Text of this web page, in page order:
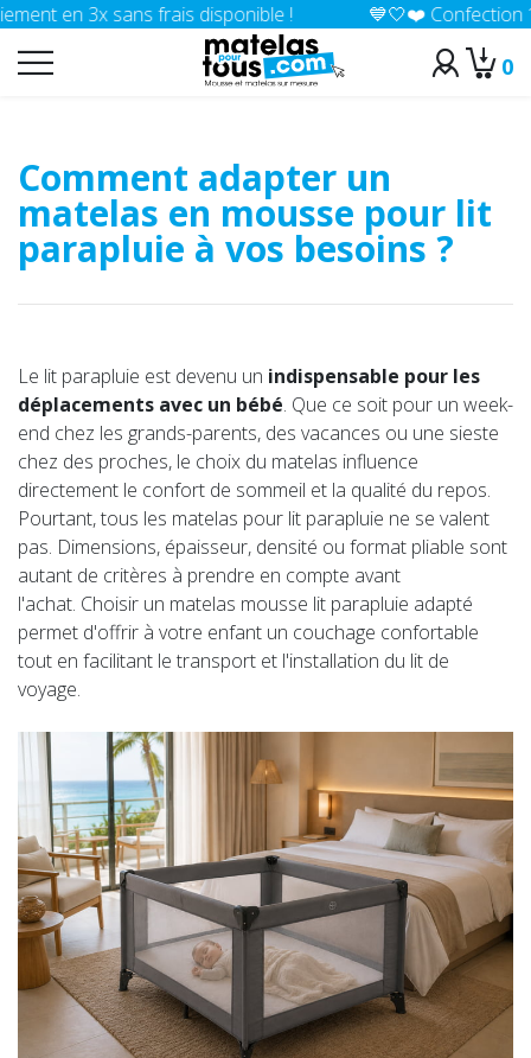
en 3x sans frais disponible ! 💙🤍❤️ Confection
0
Accueil
Comment adapter un
matelas en mousse pour lit
parapluie à vos besoins ?
Le lit parapluie est devenu un indispensable pour les
déplacements avec un bébé. Que ce soit pour un week-
end chez les grands-parents, des vacances ou une sieste
chez des proches, le choix du matelas influence
directement le confort de sommeil et la qualité du repos.
Pourtant, tous les matelas pour lit parapluie ne se valent
pas. Dimensions, épaisseur, densité ou format pliable sont
autant de critères à prendre en compte avant
l'achat. Choisir un matelas mousse lit parapluie adapté
permet d'offrir à votre enfant un couchage confortable
tout en facilitant le transport et l'installation du lit de
voyage.